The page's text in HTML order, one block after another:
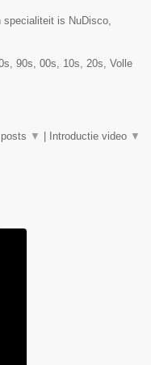
is NuDisco,
90s, 00s, 10s, 20s, Volle
▼ | Introductie video ▼